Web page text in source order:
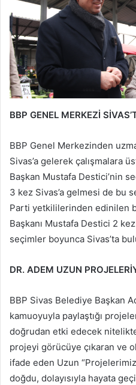
BBP GENEL MERKEZİ
BBP Genel Merkezinden
Sivas’a gelerek çalışmalara
Başkan Mustafa Destici’nin
3 kez Sivas’a gelmesi de bu
Parti yetkililerinden edinilen
Başkanı Mustafa Destici 2
seçimler boyunca Sivas’ta
DR. ADEM UZUN
BBP Sivas Belediye Başkan
kamuoyuyla paylaştığı
doğrudan etki edecek
projeyi görücüye çıkaran ve
ifade eden Uzun
doğdu, dolayısıyla hayata